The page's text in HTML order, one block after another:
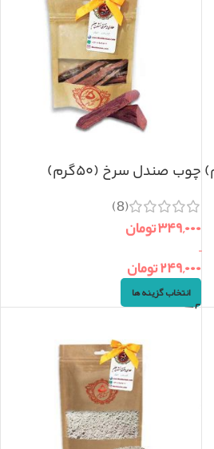
چوب صندل سرخ (۵۰گرم)
(8)
۳۴۹,۰۰۰تومان
–
۲۴۹,۰۰۰تومان
انتخاب گزینه ها